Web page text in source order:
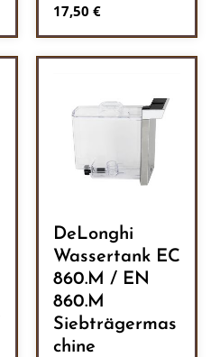
Regulärer Preis:
17,50 €
DeLonghi
Wassertank EC
860.M / EN
860.M
Siebträgermas
chine